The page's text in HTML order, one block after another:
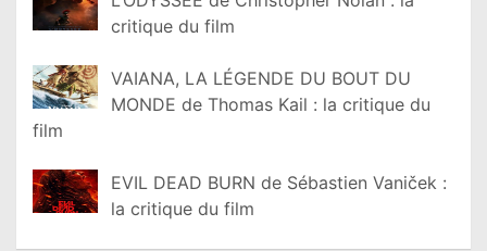
critique du film
VAIANA, LA LÉGENDE DU BOUT DU
MONDE de Thomas Kail : la critique du
film
EVIL DEAD BURN de Sébastien Vaniček :
la critique du film